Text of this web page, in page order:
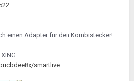
einen Adapter für den Kombistecker!
smartlive